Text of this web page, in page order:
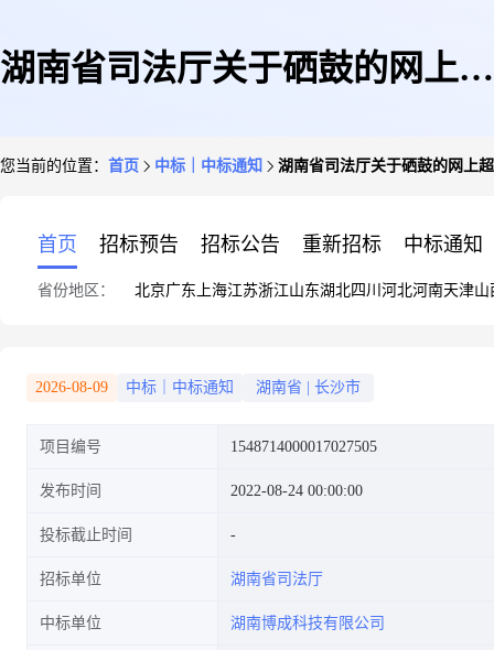
湖南省司法厅关于硒鼓的网上超
您当前的位置： 首页 中标｜中标通知 湖南省司法厅关于硒鼓的网上
首页 招标预告 招标公告 重新招标 中标通知
省份地区： 北京广东 上海江苏浙江山东湖北四川 河北河南天津山
2026-08-09 中标｜中标通知 湖南省 长沙市
项目编号 1548714000017027505
发布时间 2022-08-24 00:00:00
投标截止时间
招标单位 湖南省司法厅
中标单位 湖南博成科技有限公司